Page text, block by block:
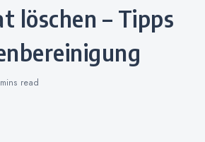
löschen – Tipps
read